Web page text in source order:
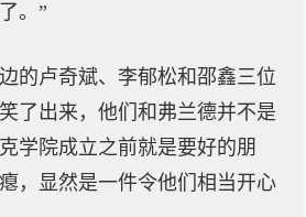
。”
的卢奇斌、李郁松和邵鑫三位
了出来，他们和弗兰德并不是
学院成立之前就是要好的朋
，显然是一件令他们相当开心